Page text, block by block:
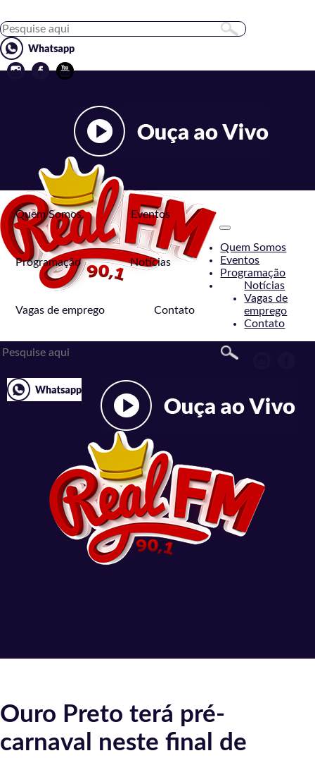
Quem Somos Eventos
Programação Notícias
Vagas de emprego Contato
Toggle
navigation
Quem Somos
Eventos
Programação
Notícias
Vagas de
emprego
Contato
Ouro Preto terá pré-
carnaval neste final de